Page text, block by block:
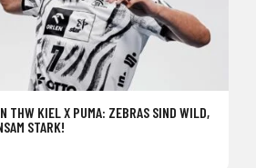
THW KIEL X PUMA: ZEBRAS SIND WILD,
STARK!